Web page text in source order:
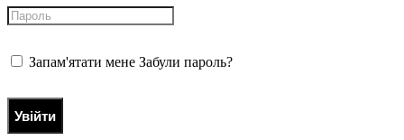
Запам'ятати мене Забули пароль?
Увійти